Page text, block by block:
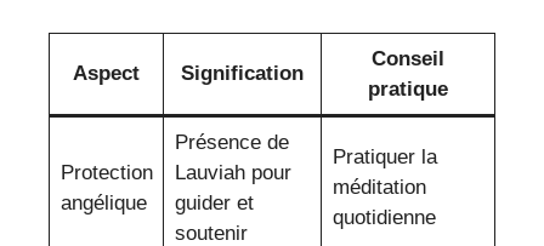
Aspect Signification
Conseil
pratique
Protection
angélique
Présence de
Lauviah pour
guider et
soutenir
Pratiquer la
méditation
quotidienne